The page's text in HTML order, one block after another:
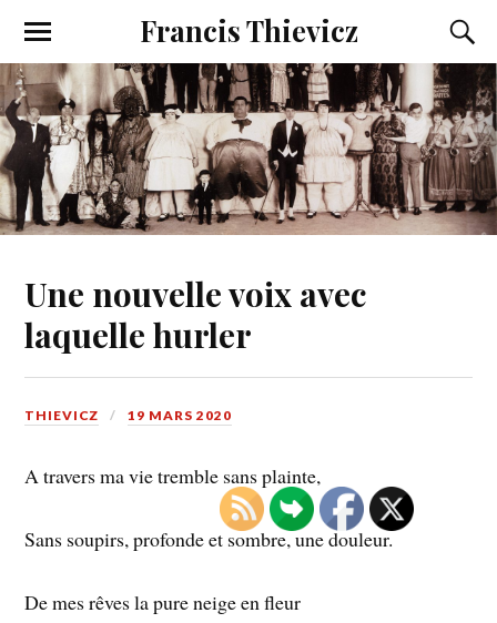
Francis Thievicz
Une nouvelle voix avec
laquelle hurler
THIEVICZ 19 MARS 2020
A travers ma vie tremble sans plainte,
Sans soupirs, profonde et sombre, une douleur.
De mes rêves la pure neige en fleur